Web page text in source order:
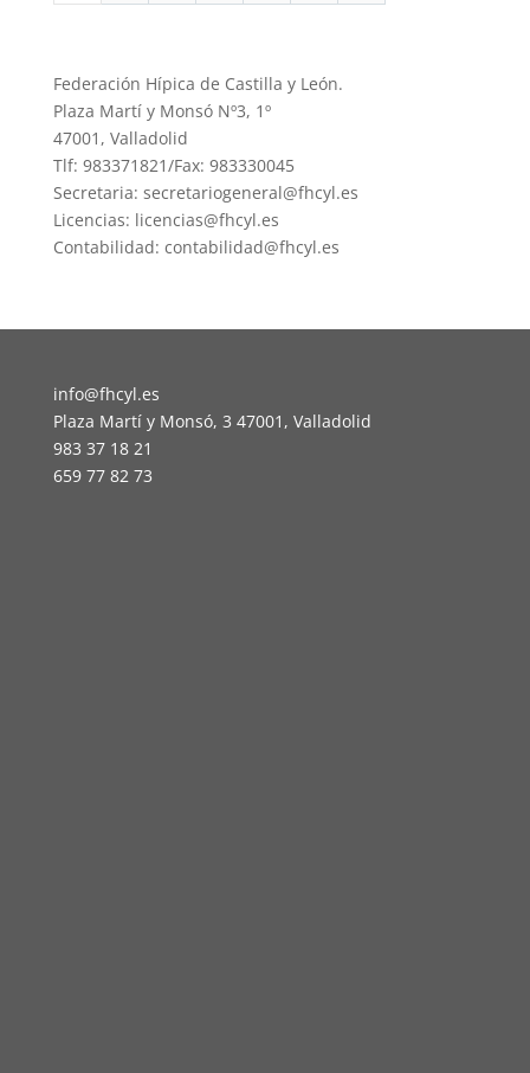
Federación Hípica de Castilla y León.
Plaza Martí y Monsó Nº3, 1º
47001, Valladolid
Tlf: 983371821/Fax: 983330045
Secretaria: secretariogeneral@fhcyl.es
Licencias: licencias@fhcyl.es
Contabilidad: contabilidad@fhcyl.es
info@fhcyl.es
Plaza Martí y Monsó, 3 47001, Valladolid
983 37 18 21
659 77 82 73